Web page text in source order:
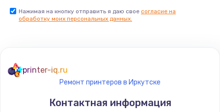
Нажимая на кнопку отправить я даю свое согласие на
обработку моих персональных данных.
printer-iq.ru
Ремонт принтеров в Иркутске
Контактная информация